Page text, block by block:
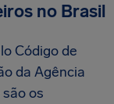
no Brasil
Código de
da Agência
os